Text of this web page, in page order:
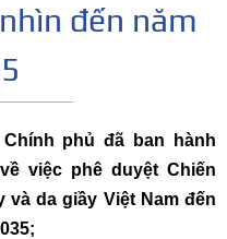
đến năm
Chính phủ đã ban hành
việc phê duyệt Chiến
và da giầy Việt Nam đến